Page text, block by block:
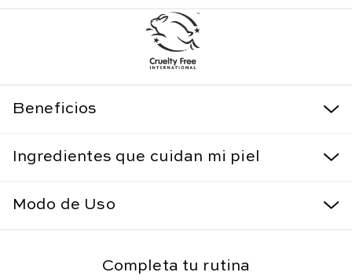
Beneficios
Ingredientes que cuidan mi piel
Modo de Uso
Completa tu rutina